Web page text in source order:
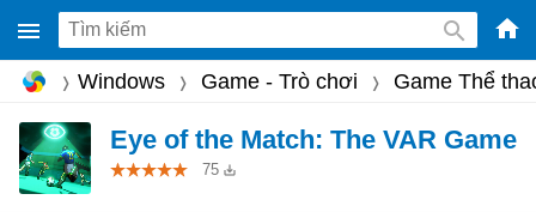
-
Windows Game - Trò chơi Game Thể
Eye of the Match: The VAR Game
75